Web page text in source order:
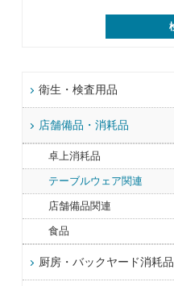
衛生・検査用品
店舗備品・消耗品
卓上消耗品
テーブルウェア関連
店舗備品関連
食品
厨房・バックヤード消耗品